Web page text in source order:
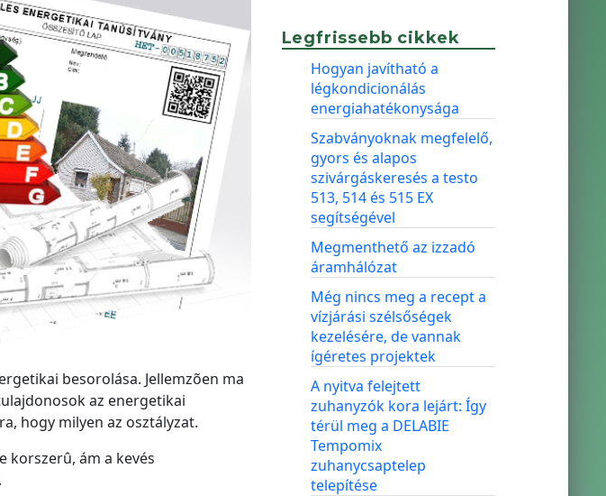
besorolása. Jellemzõen ma
az energetikai
hogy milyen az osztályzat.
korszerû, ám a kevés
Legfrissebb cikkek
Hogyan javítható a
légkondicionálás
energiahatékonysága
Szabványoknak megfelelő,
gyors és alapos
szivárgáskeresés a testo
513, 514 és 515 EX
segítségével
Megmenthető az izzadó
áramhálózat
Még nincs meg a recept a
vízjárási szélsőségek
kezelésére, de vannak
ígéretes projektek
A nyitva felejtett
zuhanyzók kora lejárt: Így
térül meg a DELABIE
Tempomix
zuhanycsaptelep
telepítése